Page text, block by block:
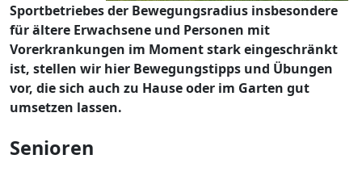
Sportbetriebes der Bewegungsradius insbesondere
für ältere Erwachsene und Personen mit
Vorerkrankungen im Moment stark eingeschränkt
ist, stellen wir hier Bewegungstipps und Übungen
vor, die sich auch zu Hause oder im Garten gut
umsetzen lassen.
Senioren